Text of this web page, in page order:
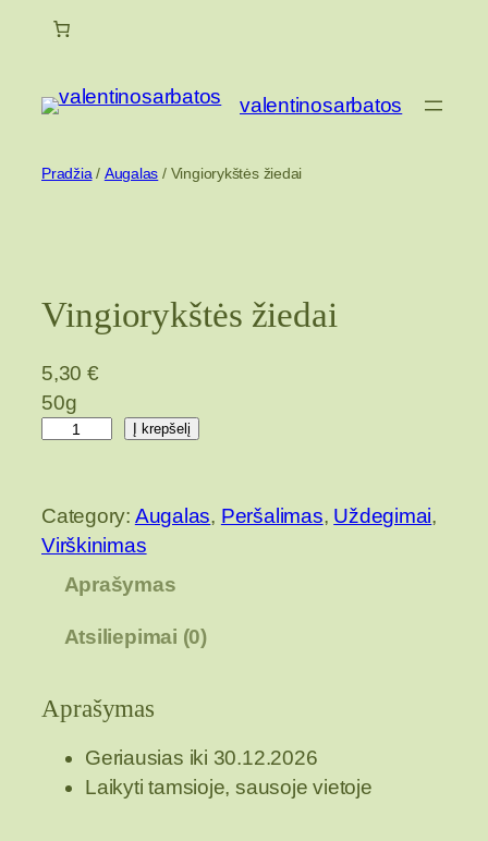
valentinosarbatos
Pradžia / Augalas / Vingiorykštės žiedai
Vingiorykštės žiedai
5,30 €
50g
d
u
Į krepšelį
Category: Augalas, Peršalimas, Uždegimai
Virškinimas
Aprašymas
Atsiliepimai (0)
Aprašymas
Geriausias iki 30.12.2026
Laikyti tamsioje, sausoje vietoje